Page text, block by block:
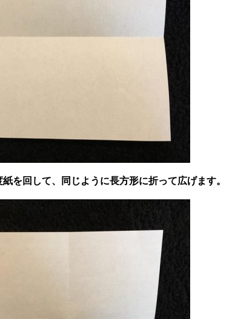
を回して、同じように長方形に折って広げます。